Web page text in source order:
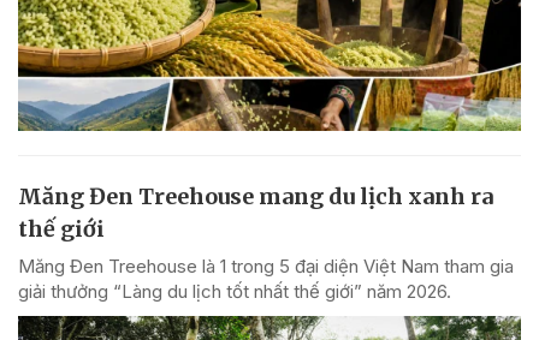
Măng Đen Treehouse mang du lịch xanh ra
thế giới
Măng Đen Treehouse là 1 trong 5 đại diện Việt Nam tham gia
giải thưởng “Làng du lịch tốt nhất thế giới” năm 2026.